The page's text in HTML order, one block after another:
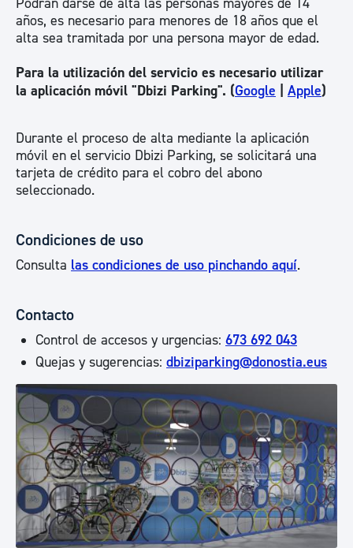
años, es necesario para menores de 18 años que el
alta sea tramitada por una persona mayor de edad.
Para la utilización del servicio es necesario utilizar
la aplicación móvil "Dbizi Parking". (Google Apple)
Durante el proceso de alta mediante la aplicación
móvil en el servicio Dbizi Parking, se solicitará una
tarjeta de crédito para el cobro del abono
seleccionado.
Condiciones de uso
Consulta las condiciones de uso pinchando aquí.
Contacto
Control de accesos y urgencias: 673 692 043
Quejas y sugerencias: dbiziparking@donostia.eus